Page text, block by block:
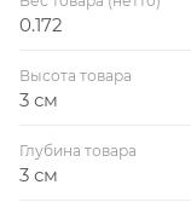
0.172
Высота товара
3 см
Глубина товара
3 см